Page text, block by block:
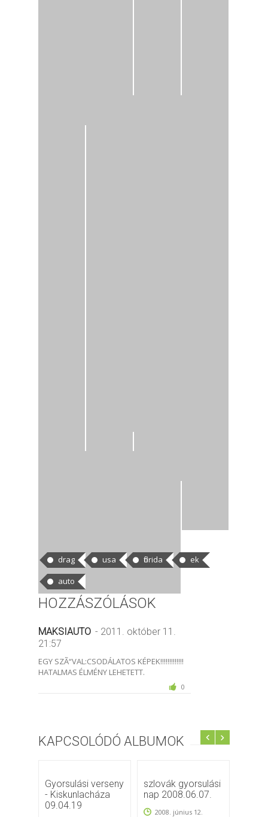
drag usa florida
ek
auto
HOZZÁSZÓLÁSOK
MAKSIAUTO - 2011. október 11.
21:57
EGY SZÃ“VAL:CSODÁLATOS KÉPEK!!!!!!!!!!!!!
HATALMAS ÉLMÉNY LEHETETT.
0
KAPCSOLÓDÓ ALBUMOK
Gyorsulási verseny
- Kiskunlacháza
09.04.19
szlovák gyorsulási
nap 2008.06.07.
2008. június 12.